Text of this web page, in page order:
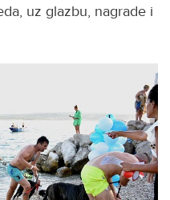
uz glazbu, nagrade i